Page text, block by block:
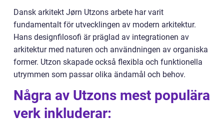
Dansk arkitekt Jørn Utzons arbete har varit
fundamentalt för utvecklingen av modern arkitektur.
Hans designfilosofi är präglad av integrationen av
arkitektur med naturen och användningen av organiska
former. Utzon skapade också flexibla och funktionella
utrymmen som passar olika ändamål och behov.
Några av Utzons mest populära
verk inkluderar: